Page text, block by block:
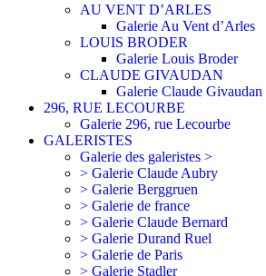
AU VENT D’ARLES
Galerie Au Vent d’Arles
LOUIS BRODER
Galerie Louis Broder
CLAUDE GIVAUDAN
Galerie Claude Givaudan
296, RUE LECOURBE
Galerie 296, rue Lecourbe
GALERISTES
Galerie des galeristes >
> Galerie Claude Aubry
> Galerie Berggruen
> Galerie de france
> Galerie Claude Bernard
> Galerie Durand Ruel
> Galerie de Paris
> Galerie Stadler